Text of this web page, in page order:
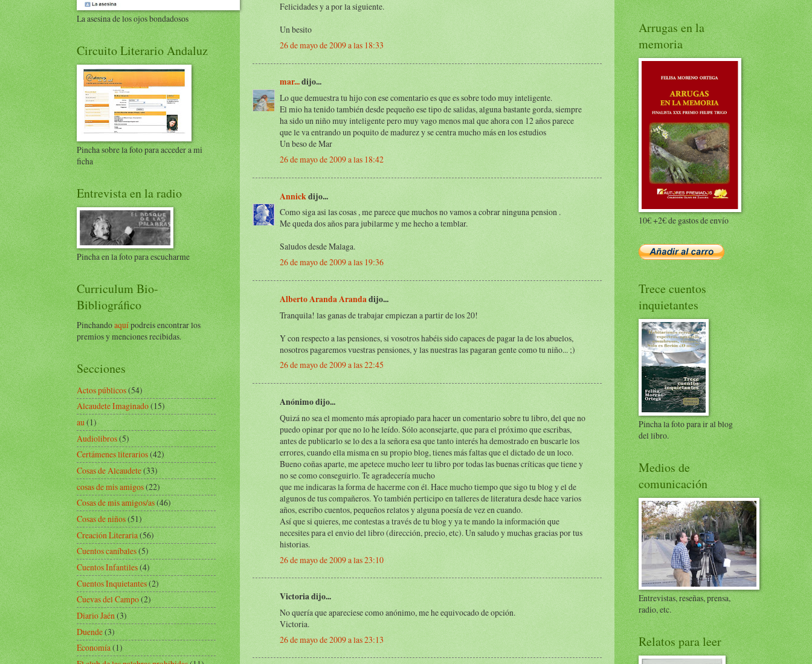
Felicidades y a por la siguiente.
Un besito
26 de mayo de 2009 a las 18:33
mar...dijo...
Lo que demuestra tu hijo con ese comentario es que es sobre todo muy inteligente.
El mio ha tenido también desde pequeño ese tipo de salidas, alguna bastante gorda, siempre
ha sido un niño muy inteligente pero muy vago menos mal que ahora con 12 años parece
que le va entrando un poquito de madurez y se centra mucho más en los estudios
Un beso de Mar
26 de mayo de 2009 a las 18:42
Annickdijo...
Como siga asi las cosas , me parece que muchos no vamos a cobrar ninguna pension .
Me queda dos años para jubilarme y me hecho a temblar.
Saludos desde Malaga.
26 de mayo de 2009 a las 19:36
Alberto Aranda Arandadijo...
Tranquila! las ganas de trabajar empiezan a partir de los 20!
Y con respecto a las pensiones, si vosotros habéis sido capaces de pagar la de los abuelos,
nosotros pagaremos vuestras pensiones, y las nuestras las pagaran gente como tu niño... ;)
26 de mayo de 2009 a las 22:45
Anónimo dijo...
Quizá no sea el momento más apropiado para hacer un comentario sobre tu libro, del que no
puedo opinar por que no lo he leído. Sólo aconsejarte, que para el próximo que escribas,
antes de publicarlo se lo des a la señora esa que tanto interés ha demostrado en buscarle los
errores, cuando ella misma en su propio blog, tienes más faltas que el dictado de un loco.
Bueno coñas aparte, me apetece mucho leer tu libro por todas las buenas críticas que tiene y
no se como conseguirlo. Te agradecería mucho
que me indicaras la forma de hacerme con él. Hace mucho tiempo que sigo tu blog y el de
algunos de tus compañeros. Yo también perticipo en talleres de literatura desde hace varios
años, escribo cuentos, pequeños relatos y alguna poesía de vez en cuando.
Así que si quieres, me contestas a través de tu blog y ya te mando la información que
necesites para el envio del libro (dirección, precio, etc). Un saludo y muchas gracias por tus
historias.
26 de mayo de 2009 a las 23:10
Victoria dijo...
No quería que apareciese como anónimo, me he equivocado de opción.
Victoria.
26 de mayo de 2009 a las 23:13
La asesina de los ojos bondadosos
Circuito Literario Andaluz
Pincha sobre la foto para acceder a mi
ficha
Entrevista en la radio
Pincha en la foto para escucharme
Curriculum Bio-
Bibliográfico
Pinchandoaquípodreis encontrar los
premios y menciones recibidas.
Secciones
Actos públicos(54)
Alcaudete Imaginado(15)
au(1)
Audiolibros(5)
Certámenes literarios(42)
Cosas de Alcaudete(33)
cosas de mis amigos(22)
Cosas de mis amigos/as(46)
Cosas de niños(51)
Creación Literaria(56)
Cuentos caníbales(5)
Cuentos Infantiles(4)
Cuentos Inquietantes(2)
Cuevas del Campo(2)
Diario Jaén(3)
Duende(3)
Economía(1)
Arrugas en la
memoria
10€ +2€ de gastos de envío
Trece cuentos
inquietantes
Pincha la foto para ir al blog
del libro.
Medios de
comunicación
Entrevistas, reseñas, prensa,
radio, etc.
Relatos para leer